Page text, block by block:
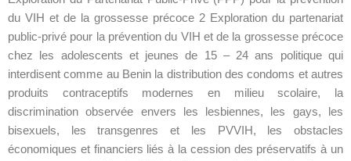
du VIH et de la grossesse précoce 2 Exploration du partenariat
public-privé pour la prévention du VIH et de la grossesse précoce
chez les adolescents et jeunes de 15 – 24 ans politique qui
interdisent comme au Benin la distribution des condoms et autres
produits contraceptifs modernes en milieu scolaire, la
discrimination observée envers les lesbiennes, les gays, les
bisexuels, les transgenres et les PVVIH, les obstacles
économiques et financiers liés à la cession des préservatifs à un